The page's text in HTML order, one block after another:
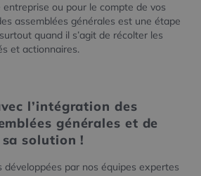
ou pour le compte de vos
assemblées générales est une étape
quand il s’agit de récolter les
et actionnaires.
l’intégration des
générales et de
solution !
développées par nos équipes expertes